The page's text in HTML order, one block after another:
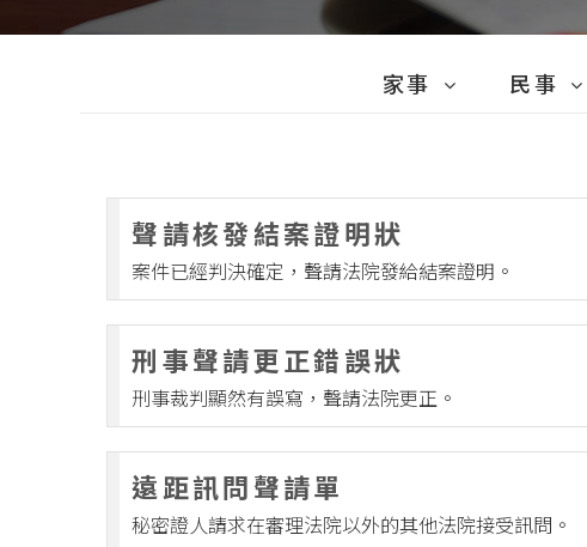
家事
家事聲請/請求
家事陳報/陳明/聲明
民事
民事補正狀
聲請核發結案證明狀
案件已經判決確定，聲請法院發給結案證明。
刑事聲請更正錯誤狀
刑事裁判顯然有誤寫，聲請法院更正。
遠距訊問聲請單
秘密證人請求在審理法院以外的其他法院接受訊問。